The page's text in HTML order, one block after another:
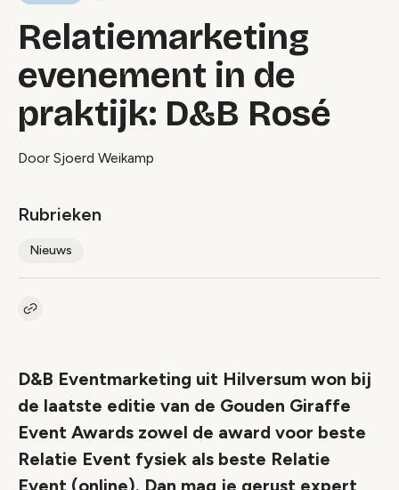
Relatiemarketing
evenement in de
praktijk: D&B Rosé
Door Sjoerd Weikamp
Rubrieken
Nieuws
Kopieer link naar artikel
D&B Eventmarketing uit Hilversum won bij
de laatste editie van de Gouden Giraffe
Event Awards zowel de award voor beste
Relatie Event fysiek als beste Relatie
Event (online). Dan mag je gerust expert